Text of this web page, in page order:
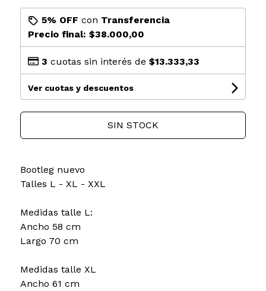
5% OFF con Transferencia
Precio final: $38.000,00
3 cuotas sin interés de $13.333,33
Ver cuotas y descuentos
SIN STOCK
Bootleg nuevo
Talles L - XL - XXL
Medidas talle L:
Ancho 58 cm
Largo 70 cm
Medidas talle XL
Ancho 61 cm